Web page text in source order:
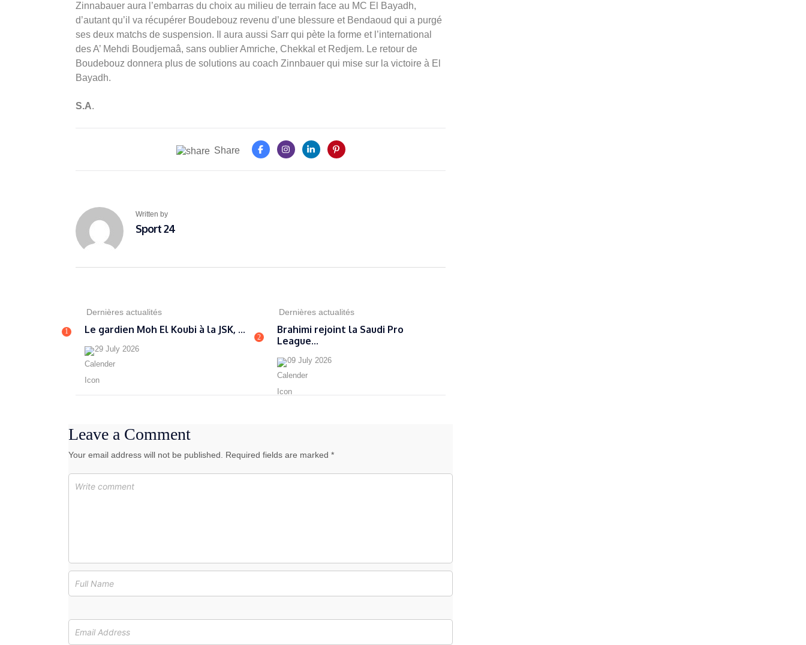
Zinnabauer aura l’embarras du choix au milieu de terrain face au MC El Bayadh,
d’autant qu’il va récupérer Boudebouz revenu d’une blessure et Bendaoud qui a purgé
ses deux matchs de suspension. Il aura aussi Sarr qui pète la forme et l’international
des A’ Mehdi Boudjemaâ, sans oublier Amriche, Chekkal et Redjem. Le retour de
Boudebouz donnera plus de solutions au coach Zinnbauer qui mise sur la victoire à El
Bayadh.
S.A.
Share
Written by
Sport 24
1
Dernières actualités
Le gardien Moh El Koubi à la JSK, ...
29 July 2026
2
Dernières actualités
Brahimi rejoint la Saudi Pro
League...
09 July 2026
Leave a Comment
Your email address will not be published. Required fields are marked *